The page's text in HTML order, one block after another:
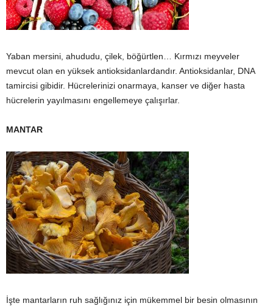
Yaban mersini, ahududu, çilek, böğürtlen… Kırmızı meyveler
mevcut olan en yüksek antioksidanlardandır. Antioksidanlar, DNA
tamircisi gibidir. Hücrelerinizi onarmaya, kanser ve diğer hasta
hücrelerin yayılmasını engellemeye çalışırlar.
MANTAR
İşte mantarların ruh sağlığınız için mükemmel bir besin olmasının